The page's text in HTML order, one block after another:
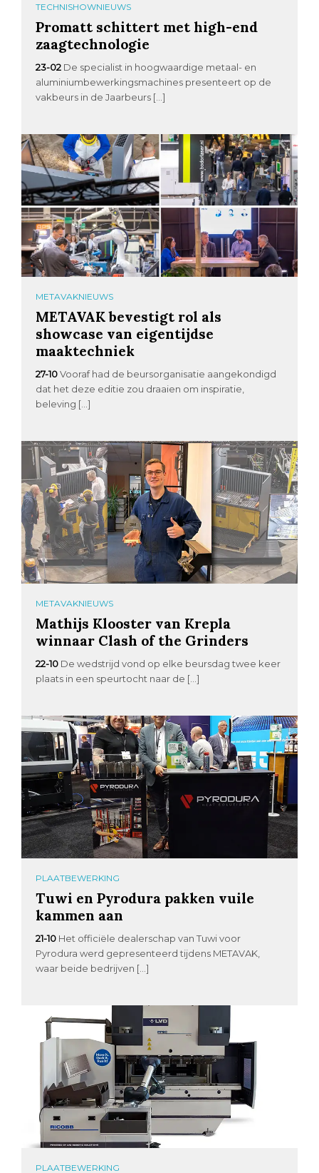
TECHNISHOWNIEUWS
Promatt schittert met high-end
zaagtechnologie
23-02 De specialist in hoogwaardige metaal- en
aluminiumbewerkingsmachines presenteert op de
vakbeurs in de Jaarbeurs […]
METAVAKNIEUWS
METAVAK bevestigt rol als
showcase van eigentijdse
maaktechniek
27-10 Vooraf had de beursorganisatie aangekondigd
dat het deze editie zou draaien om inspiratie,
beleving […]
METAVAKNIEUWS
Mathijs Klooster van Krepla
winnaar Clash of the Grinders
22-10 De wedstrijd vond op elke beursdag twee keer
plaats in een speurtocht naar de […]
PLAATBEWERKING
Tuwi en Pyrodura pakken vuile
kammen aan
21-10 Het officiële dealerschap van Tuwi voor
Pyrodura werd gepresenteerd tijdens METAVAK,
waar beide bedrijven […]
PLAATBEWERKING